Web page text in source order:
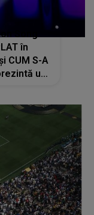
Song
în
CUM S-A
un